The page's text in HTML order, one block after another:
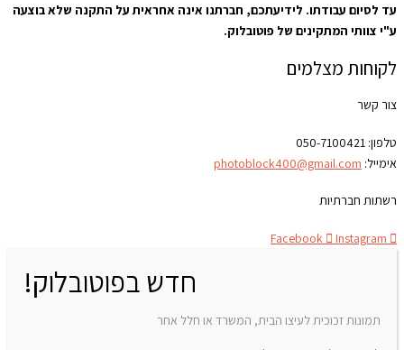
עד לסיום עבודתו. לידיעתכם, חברתנו אינה אחראית על התקנה שלא בוצעה
ע"י צוותי המתקינים של פוטובלוק.
לקוחות מצלמים
צור קשר
טלפון:
אימייל: photoblock400@gmail.com
רשתות חברתיות
Facebook Instagram
חדש בפוטובלוק!
תמונות זכוכית לעיצו הבית, המשרד או חלל אחר